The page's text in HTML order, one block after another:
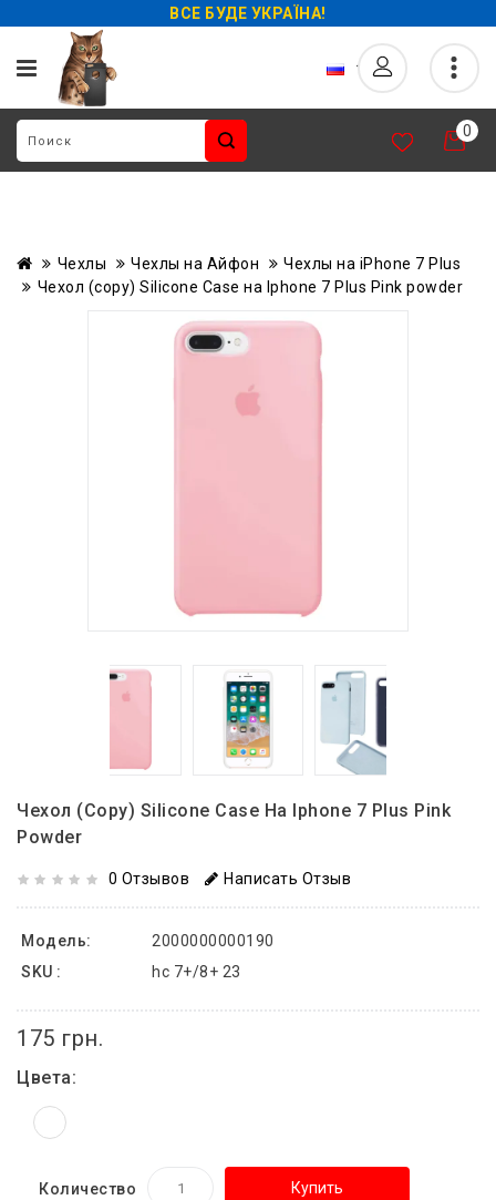
ВСЕ БУДЕ УКРАЇНА!
0
Чехлы Чехлы на Айфон
Чехлы на iPhone 7 Plus
Чехол (copy) Silicone Case на Iphone 7 Plus Pink powder
Чехол (copy) Silicone Case На Iphone 7 Plus Pink
Powder
0 Отзывов Написать Отзыв
Модель:
2000000000190
SKU :
hc 7+/8+ 23
175 грн.
Цвета:
Количество Купить